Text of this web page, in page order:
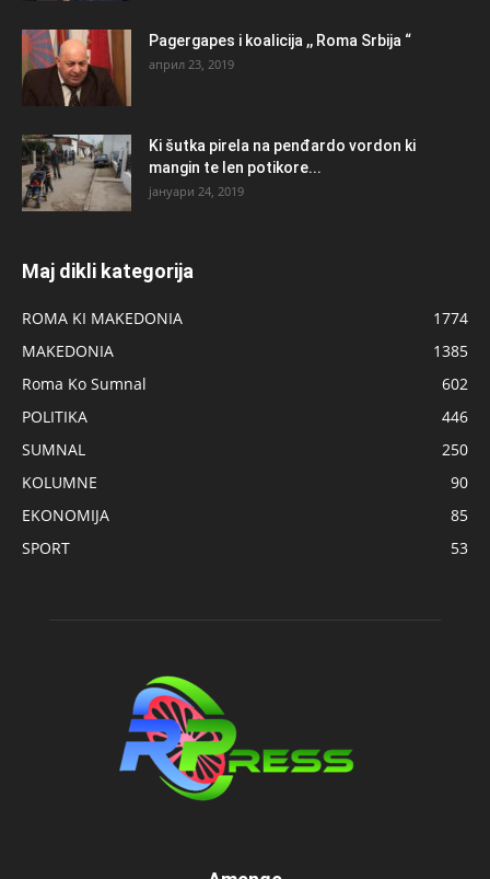
Pagergapes i koalicija ,, Roma Srbija “
април 23, 2019
Ki šutka pirela na penđardo vordon ki
mangin te len potikore...
јануари 24, 2019
Maj dikli kategorija
ROMA KI MAKEDONIA
1774
MAKEDONIA
1385
Roma Ko Sumnal
602
POLITIKA
446
SUMNAL
250
KOLUMNE
90
EKONOMIJA
85
SPORT
53